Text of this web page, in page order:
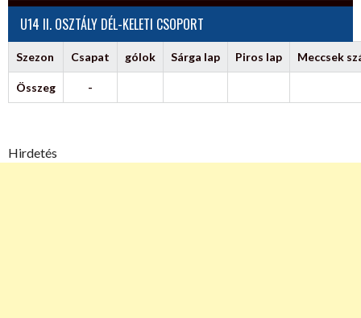
U14 II. OSZTÁLY DÉL-KELETI CSOPORT
Szezon Csapat gólok Sárga lap Piros lap Meccsek
Összeg -
Hirdetés